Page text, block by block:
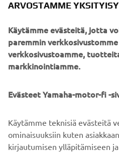
monikäyttöveneitä, day cruiser
Niissä keskitytään
merikelpoisuuteen ja
huoltoon. Siksi AMT-vene on
veneilijöille, jotka arvostavat
ARVOSTAMME
Käytämme evästeitä, jotta
paremmin
verkkosivustoamme,
markkinointiamme.
Evästeet Yamaha-motor-fi -
Käytämme teknisiä evästeitä
ominaisuuksiin kuten
kirjautumisen ylläpitämiseen